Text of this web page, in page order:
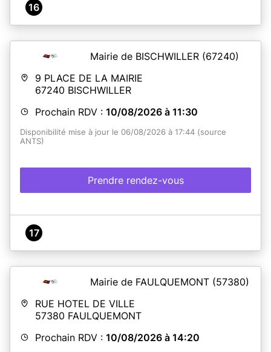
16
Mairie de BISCHWILLER (67240)
9 PLACE DE LA MAIRIE
67240 BISCHWILLER
Prochain RDV : 10/08/2026 à 11:30
Disponibilité mise à jour le 06/08/2026 à 17:44 (source
ANTS)
Prendre rendez-vous
17
Mairie de FAULQUEMONT (57380)
RUE HOTEL DE VILLE
57380 FAULQUEMONT
Prochain RDV : 10/08/2026 à 14:20